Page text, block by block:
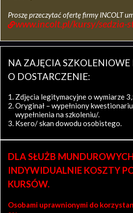
Proszę przeczytać ofertę firmy INCOLT
www.incolt.pl/kursy/sedzia-
NA ZAJĘCIA SZKOLENIOWE
O DOSTARCZENIE:
Zdjęcia legitymacyjne o wymiarze
Oryginał – wypełniony
wypełnienia na szkoleniu/.
Ksero/ skan dowodu osobistego.
DLA SŁUŻB
INDYWIDUALNIE KOSZTY
KURSÓW.
Osobami uprawnionymi do